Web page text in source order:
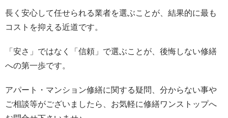
長く安心して任せられる業者を選ぶことが、結果的に最も
コストを抑える近道です。
「安さ」ではなく「信頼」で選ぶことが、後悔しない修繕
への第一歩です。
アパート・マンション修繕に関する疑問、分からない事や
ご相談等がございましたら、お気軽に修繕ワンストップへ